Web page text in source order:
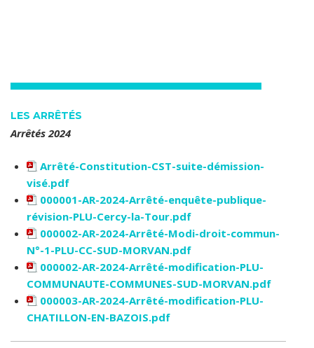
LES ARRÊTÉS
Arrêtés 2024
Arrêté-Constitution-CST-suite-démission-
visé.pdf
000001-AR-2024-Arrêté-enquête-publique-
révision-PLU-Cercy-la-Tour.pdf
000002-AR-2024-Arrêté-Modi-droit-commun-
N°-1-PLU-CC-SUD-MORVAN.pdf
000002-AR-2024-Arrêté-modification-PLU-
COMMUNAUTE-COMMUNES-SUD-MORVAN.pdf
000003-AR-2024-Arrêté-modification-PLU-
CHATILLON-EN-BAZOIS.pdf